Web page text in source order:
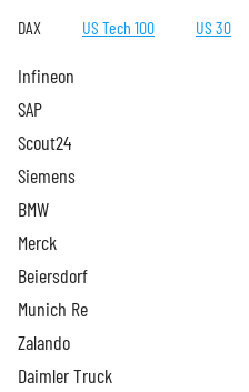
DAX US Tech 100 US 30
Infineon
SAP
Scout24
Siemens
BMW
Merck
Beiersdorf
Munich Re
Zalando
Daimler Truck